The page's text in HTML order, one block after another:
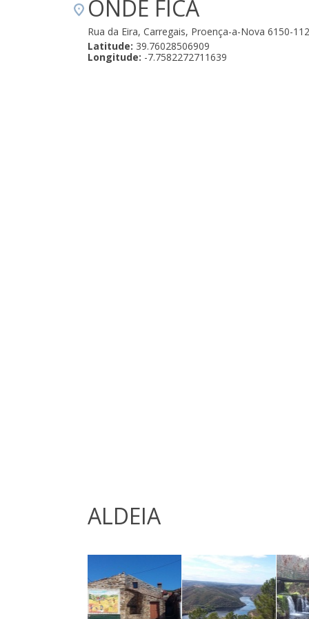
ONDE FICA
Rua da Eira, Carregais, Proença-a-Nova 6150-112
Latitude: 39.76028506909
Longitude: -7.7582272711639
ALDEIA